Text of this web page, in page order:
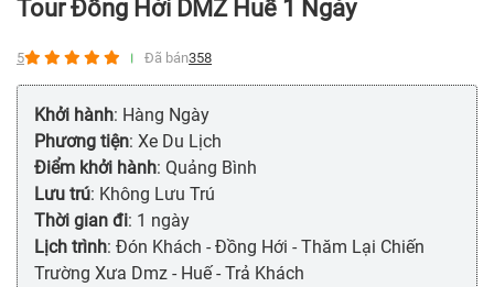
Tour Đồng Hới DMZ Huế 1 Ngày
5 Đã bán358
Khởi hành: Hàng Ngày
Phương tiện: Xe Du Lịch
Điểm khởi hành: Quảng Bình
Lưu trú: Không Lưu Trú
Thời gian đi: 1 ngày
Lịch trình: Đón Khách - Đồng Hới - Thăm Lại Chiến
Trường Xưa Dmz - Huế - Trả Khách